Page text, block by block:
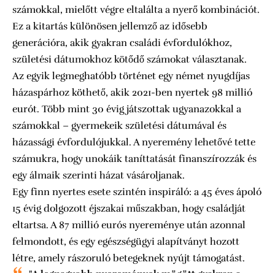
számokkal, mielőtt végre eltalálta a nyerő kombinációt.
Ez a kitartás különösen jellemző az idősebb
generációra, akik gyakran családi évfordulókhoz,
születési dátumokhoz kötődő számokat választanak.
Az egyik legmeghatóbb történet egy német nyugdíjas
házaspárhoz köthető, akik 2021-ben nyertek 98 millió
eurót. Több mint 30 évig játszottak ugyanazokkal a
számokkal – gyermekeik születési dátumával és
házassági évfordulójukkal. A nyeremény lehetővé tette
számukra, hogy unokáik taníttatását finanszírozzák és
egy álmaik szerinti házat vásároljanak.
Egy finn nyertes esete szintén inspiráló: a 45 éves ápoló
15 évig dolgozott éjszakai műszakban, hogy családját
eltartsa. A 87 millió eurós nyereménye után azonnal
felmondott, és egy egészségügyi alapítványt hozott
létre, amely rászoruló betegeknek nyújt támogatást.